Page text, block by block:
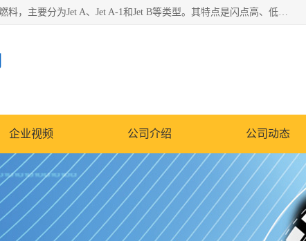
航空煤油（Jet Fuel）是专门为喷气式航空发动机设计的高纯度燃料，主要分为Jet A、Jet A-1和Jet B等类型。其特点是闪点高、低温流动性好，并添加了抗静电剂和抗氧化剂以确保飞行安全。航空煤油需
企业视频 公司介绍 公司动态